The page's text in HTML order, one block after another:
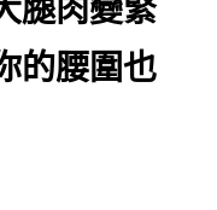
的腰圍也